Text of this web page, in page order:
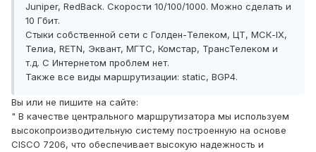
Juniper, RedBack. Скорости 10/100/1000. Можно сделать и
10 Гбит.
Стыки собственной сети с Голден-Телеком, ЦТ, МСК-IX,
Телиа, RETN, Эквант, МГТС, Комстар, ТрансТелеком и
т.д. С Интернетом проблем нет.
Также все виды маршрутизации: static, BGP4.
Вы или не пишите на сайте:
" В качестве центрального маршрутизатора мы используем
высокопроизводительную систему построенную на основе
CISCO 7206, что обеспечивает высокую надежность и